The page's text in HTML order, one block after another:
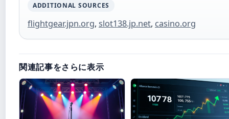
ADDITIONAL SOURCES
flightgear.jpn.org, slot138.jp.net, casino.org
関連記事をさらに表示